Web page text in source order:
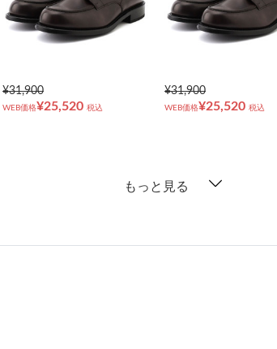
¥31,900
WEB価格¥25,520 税込
¥31,900
WEB価格¥25,520 税込
もっと見る